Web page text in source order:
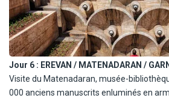
Nuit à Erevan.
Jour 6 : EREVAN / MATENADARAN /
Visite du Matenadaran, musée-
000 anciens manuscrits enluminés en